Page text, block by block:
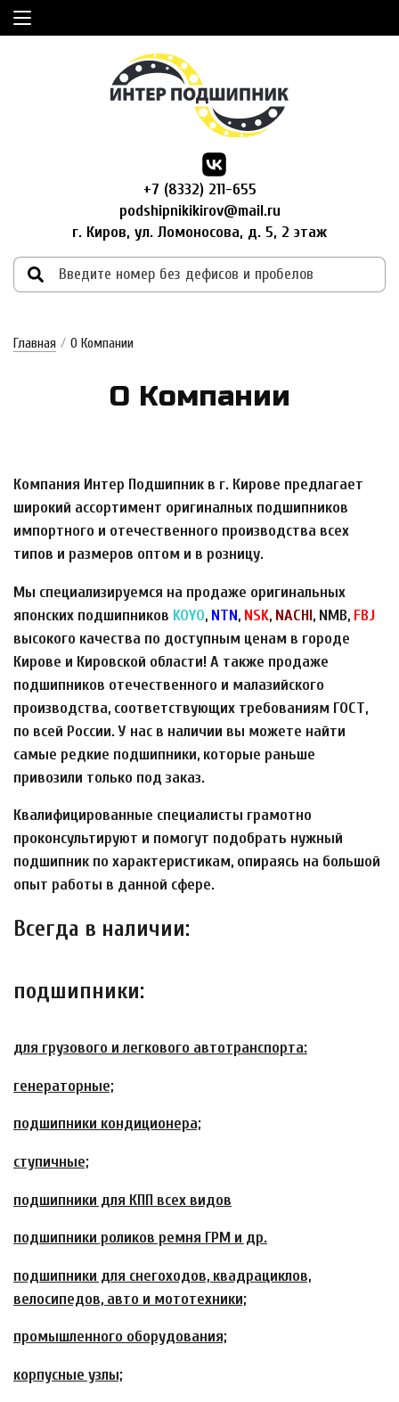
+7 (8332) 211-655
podshipnikikirov@mail.ru
г. Киров, ул. Ломоносова, д. 5, 2 этаж
Главная / О Компании
О Ком­па­нии
Компания Интер Подшипник в г. Кирове предлагает
широкий ассортимент оригиналных подшипников
импортного и отечественного производства всех
типов и размеров оптом и в розницу.
Мы специализируемся на продаже оригинальных
японских подшипников KOYO, NTN, NSK, NACHI, NMB, FBJ
высокого качества по доступным ценам в городе
Кирове и Кировской области! А также продаже
подшипников отечественного и малазийского
производства, соответствующих требованиям ГОСТ,
по всей России. У нас в наличии вы можете найти
самые редкие подшипники, которые раньше
привозили только под заказ.
Квалифицированные специалисты грамотно
проконсультируют и помогут подобрать нужный
подшипник по характеристикам, опираясь на большой
опыт работы в данной сфере.
Всегда в наличии:
подшипники:
для грузового и легкового автотранспорта:
генераторные;
подшипники кондиционера;
ступичные;
подшипники для КПП всех видов
подшипники роликов ремня ГРМ и др.
подшипники для снегоходов, квадрациклов,
велосипедов, авто и мототехники;
промышленного оборудования;
корпусные узлы;